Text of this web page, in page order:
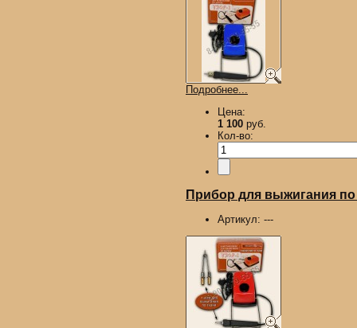
Подробнее...
Цена:
1 100 руб.
Кол-во:
Прибор для выжигания
Артикул: ---